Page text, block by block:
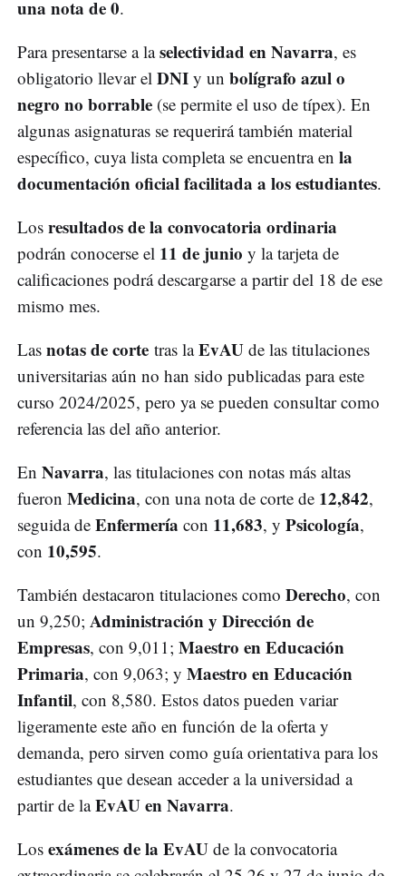
una nota de 0.
Para presentarse a laselectividad en Navarra, es
obligatorio llevar el DNI y un bolígrafo azul o
negro no borrable (se permite el uso de típex). En
algunas asignaturas se requerirá también material
específico, cuya lista completa se encuentra en la
documentación oficial facilitada a los estudiantes.
Los resultados de la convocatoria ordinaria
podrán conocerse el 11 de junio y la tarjeta de
calificaciones podrá descargarse a partir del 18 de ese
mismo mes.
Las notas de corte tras laEvAU de las titulaciones
universitarias aún no han sido publicadas para este
curso 2024/2025, pero ya se pueden consultar como
referencia las del año anterior.
En Navarra, las titulaciones con notas más altas
fueron Medicina, con una nota de corte de 12,842,
seguida de Enfermería con 11,683, y Psicología,
con 10,595.
También destacaron titulaciones como Derecho, con
un 9,250; Administración y Dirección de
Empresas, con 9,011; Maestro en Educación
Primaria, con 9,063; y Maestro en Educación
Infantil, con 8,580. Estos datos pueden variar
ligeramente este año en función de la oferta y
demanda, pero sirven como guía orientativa para los
estudiantes que desean acceder a la universidad a
partir de laEvAU en Navarra.
Los exámenes de la EvAU de la convocatoria